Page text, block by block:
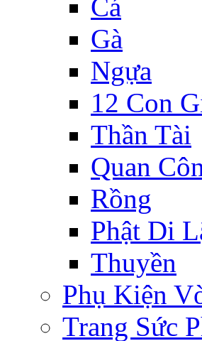
Cá
Gà
Ngựa
12 Con
Thần Tài
Quan
Rồng
Phật Di
Thuyền
Phụ Kiện
Trang Sức